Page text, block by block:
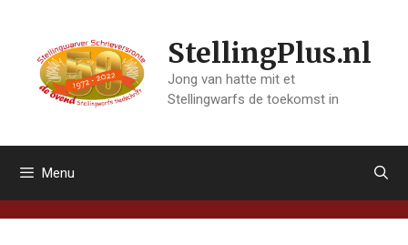
inhoud
StellingPlus.nl
Jong van hatte mit et
Stellingwarfs de toekomst in
Menu